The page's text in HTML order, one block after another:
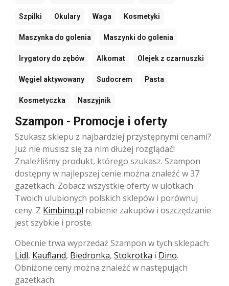
Szpilki Okulary Waga Kosmetyki
Maszynka do golenia Maszynki do golenia
Irygatory do zębów Alkomat Olejek z czarnuszki
Węgiel aktywowany Sudocrem Pasta
Kosmetyczka Naszyjnik
Szampon - Promocje i oferty
Szukasz sklepu z najbardziej przystępnymi cenami?
Już nie musisz się za nim dłużej rozglądać!
Znaleźliśmy produkt, którego szukasz. Szampon
dostępny w najlepszej cenie można znaleźć w 37
gazetkach. Zobacz wszystkie oferty w ulotkach
Twoich ulubionych polskich sklepów i porównuj
ceny. Z Kimbino.pl robienie zakupów i oszczędzanie
jest szybkie i proste.
Obecnie trwa wyprzedaż Szampon w tych sklepach:
Lidl, Kaufland, Biedronka, Stokrotka i Dino.
Obniżone ceny można znaleźć w następująch
gazetkach: